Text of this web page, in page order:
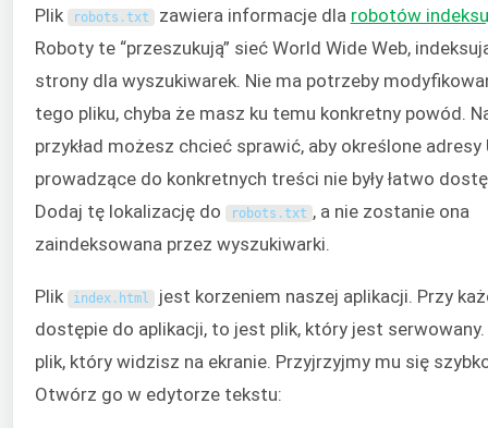
Plik robots .txt zawiera informacje dla robotów
Roboty te “przeszukują” sieć World Wide Web,
strony dla wyszukiwarek. Nie ma potrzeby
tego pliku, chyba że masz ku temu konkretny powód.
przykład możesz chcieć sprawić, aby określone adresy
prowadzące do konkretnych treści nie były łatwo
Dodaj tę lokalizację do
robots .txt , a nie zostanie ona
zaindeksowana przez wyszukiwarki.
Plik index. html jest korzeniem naszej aplikacji. Przy
dostępie do aplikacji, to jest plik, który jest
plik, który widzisz na ekranie. Przyjrzyjmy mu się
Otwórz go w edytorze tekstu: